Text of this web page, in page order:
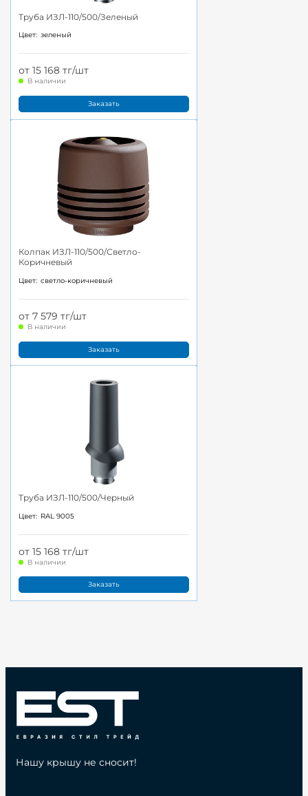
Труба ИЗЛ-110/500/Зеленый
Цвет: зеленый
от 15 168 тг/шт
В наличии
Заказать
Колпак ИЗЛ-110/500/Светло-
Коричневый
Цвет: светло-коричневый
от 7 579 тг/шт
В наличии
Заказать
Труба ИЗЛ-110/500/Черный
Цвет: RAL 9005
от 15 168 тг/шт
В наличии
Заказать
Нашу крышу не сносит!